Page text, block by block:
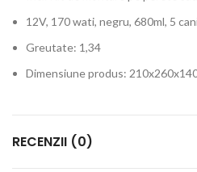
12V, 170 wati, negru, 680ml, 5
Greutate: 1,34
Dimensiune produs:
RECENZII (0)